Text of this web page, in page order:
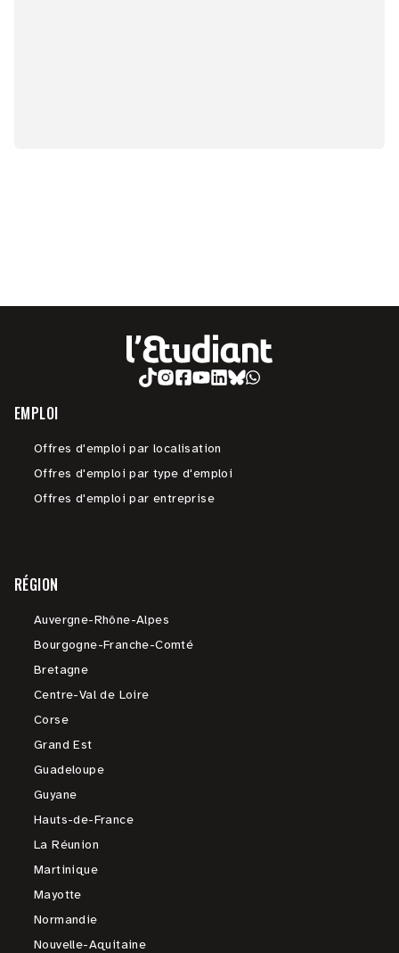
EMPLOI
Offres d'emploi par localisation
Offres d'emploi par type d'emploi
Offres d'emploi par entreprise
RÉGION
Auvergne-Rhône-Alpes
Bourgogne-Franche-Comté
Bretagne
Centre-Val de Loire
Corse
Grand Est
Guadeloupe
Guyane
Hauts-de-France
La Réunion
Martinique
Mayotte
Normandie
Nouvelle-Aquitaine